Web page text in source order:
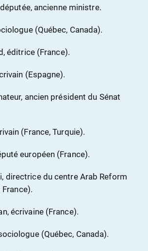
ancienne ministre.
(Québec, Canada).
éditrice (France).
(Espagne).
ancien président du Sénat
(France, Turquie).
européen (France).
directrice du centre Arab Reform
écrivaine (France).
(Québec, Canada).